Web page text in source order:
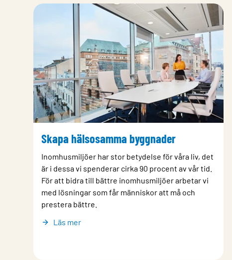
Skapa hälsosamma byggnader
Inomhusmiljöer har stor betydelse för våra liv, det
är i dessa vi spenderar cirka 90 procent av vår tid.
För att bidra till bättre inomhusmiljöer arbetar vi
med lösningar som får människor att må och
prestera bättre.
Läs mer